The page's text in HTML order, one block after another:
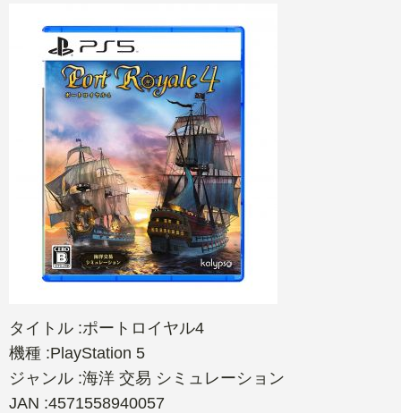
タイトル :ポートロイヤル4
機種 :PlayStation 5
ジャンル :海洋 交易 シミュレーション
JAN :4571558940057